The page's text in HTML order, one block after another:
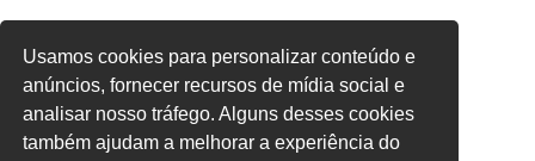
Usamos cookies para personalizar conteúdo e
anúncios, fornecer recursos de mídia social e
analisar nosso tráfego. Alguns desses cookies
também ajudam a melhorar a experiência do